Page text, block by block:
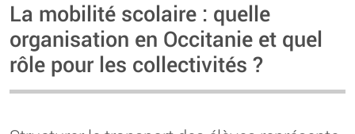
La mobilité scolaire : quelle
organisation en Occitanie et quel
rôle pour les collectivités ?